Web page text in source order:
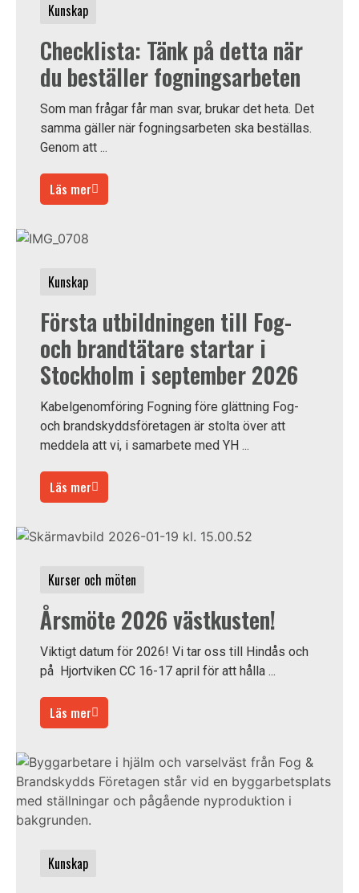
Kunskap
Checklista: Tänk på detta när
du beställer fogningsarbeten
Som man frågar får man svar, brukar det heta. Det
samma gäller när fogningsarbeten ska beställas.
Genom att ...
Läs mer
Kunskap
Första utbildningen till Fog-
och brandtätare startar i
Stockholm i september 2026
Kabelgenomföring Fogning före glättning Fog-
och brandskyddsföretagen är stolta över att
meddela att vi, i samarbete med YH ...
Läs mer
Kurser och möten
Årsmöte 2026 västkusten!
Viktigt datum för 2026! Vi tar oss till Hindås och
på Hjortviken CC 16-17 april för att hålla ...
Läs mer
Kunskap